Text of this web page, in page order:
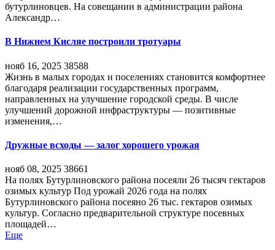
бутурлиновцев. На совещании в администрации района
Александр…
В Нижнем Кисляе построили тротуары
нояб 16, 2025 38588
Жизнь в малых городах и поселениях становится комфортнее
благодаря реализации государственных программ,
направленных на улучшение городской среды. В числе
улучшений дорожной инфраструктуры — позитивные
изменения,…
Дружные всходы — залог хорошего урожая
нояб 08, 2025 38661
На полях Бутурлиновского района посеяли 26 тысяч гектаров
озимых культур Под урожай 2026 года на полях
Бутурлиновского района посеяно 26 тыс. гектаров озимых
культур. Согласно предварительной структуре посевных
площадей…
Еще